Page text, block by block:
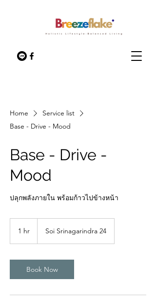
Home
Service list
Base - Drive - Mood
Base - Drive -
Mood
ปลุกพลังภายใน พร้อมก้าวไปข้างหน้า
1 hr Soi Srinagarindra 24
Book Now